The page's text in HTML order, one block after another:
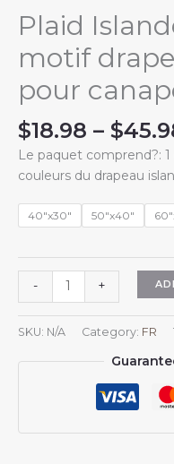
Plaid
motif
pour
$18.98 – $
Le paquet comprend?:
couleurs du drapeau
40"x30" 50"x40"
-
Islande
en
flanelle,
motif
+
SKU: N/A Category: FR